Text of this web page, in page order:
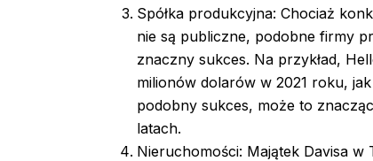
Spółka produkcyjna: Chociaż
nie są publiczne, podobne firmy
znaczny sukces. Na przykład,
milionów dolarów w 2021 roku,
podobny sukces, może to
latach.
Nieruchomości: Majątek Davisa